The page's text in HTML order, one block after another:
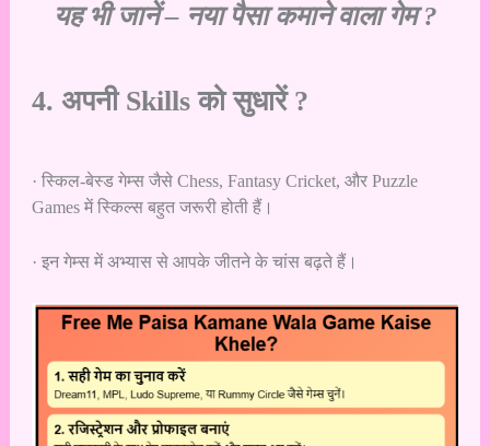
यह भी जानें – नया पैसा कमाने वाला गेम ?
4. अपनी Skills को सुधारें ?
· स्किल-बेस्ड गेम्स जैसे Chess, Fantasy Cricket, और Puzzle
Games में स्किल्स बहुत जरूरी होती हैं।
· इन गेम्स में अभ्यास से आपके जीतने के चांस बढ़ते हैं।